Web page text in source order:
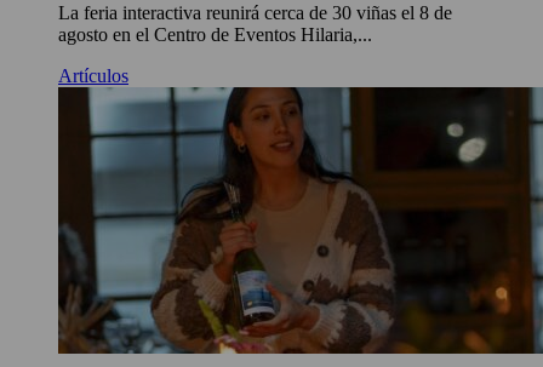
La feria interactiva reunirá cerca de 30 viñas el 8 de
agosto en el Centro de Eventos Hilaria,...
Artículos